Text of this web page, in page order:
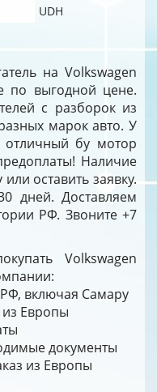
UDH
на Volkswagen
по выгодной цене.
с разборок из
марок авто. У
бу мотор
Наличие
оставить заявку.
дней. Доставляем
РФ. Звоните +7
Volkswagen
включая Самару
из Европы
документы
из Европы